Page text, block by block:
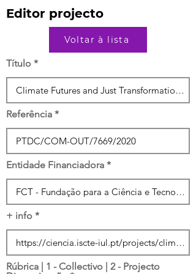
Editor projecto
Voltar à lista
Título
Referência
Entidade Financiadora
+ info
Rúbrica | 1 - Collectivo | 2 - Projecto